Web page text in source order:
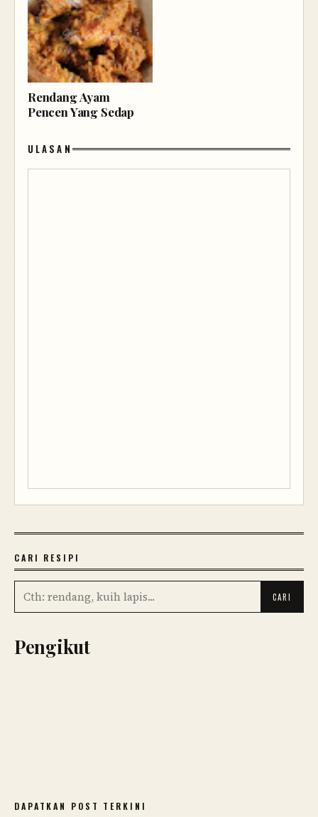
Rendang Ayam
Pencen Yang Sedap
ULASAN
CARI RESIPI
Pengikut
DAPATKAN POST TERKINI